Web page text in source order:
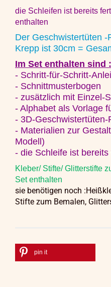
die Schleifen ist bereits
enthalten
Der Geschwistertüten
Krepp ist 30cm =
Im Set enthalten sind :
- Schritt-für-Schritt-
- Schnittmusterbogen
- zusätzlich mit Einzel-
- Alphabet als Vorlage
- 3D-Geschwistertüten-
- Materialien zur
Modell)
- die Schleife ist
Kleber/ Stifte/ Glitterstifte
Set enthalten
sie benötigen noch
Stifte zum Bemalen,
pin it